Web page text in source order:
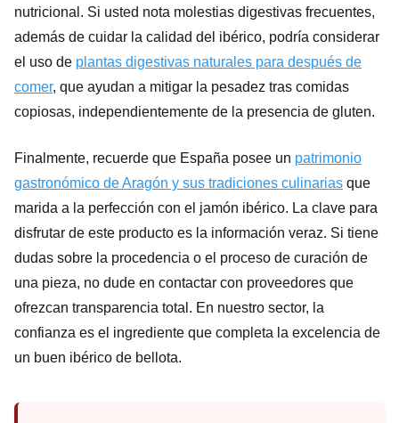
nutricional. Si usted nota molestias digestivas frecuentes,
además de cuidar la calidad del ibérico, podría considerar
el uso de plantas digestivas naturales para después de
comer, que ayudan a mitigar la pesadez tras comidas
copiosas, independientemente de la presencia de gluten.
Finalmente, recuerde que España posee un patrimonio
gastronómico de Aragón y sus tradiciones culinarias que
marida a la perfección con el jamón ibérico. La clave para
disfrutar de este producto es la información veraz. Si tiene
dudas sobre la procedencia o el proceso de curación de
una pieza, no dude en contactar con proveedores que
ofrezcan transparencia total. En nuestro sector, la
confianza es el ingrediente que completa la excelencia de
un buen ibérico de bellota.